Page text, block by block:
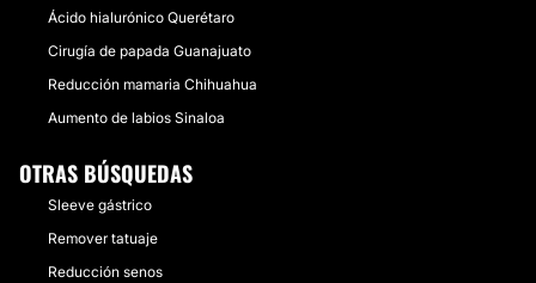
Ácido hialurónico Querétaro
Cirugía de papada Guanajuato
Reducción mamaria Chihuahua
Aumento de labios Sinaloa
OTRAS BÚSQUEDAS
Sleeve gástrico
Remover tatuaje
Reducción senos